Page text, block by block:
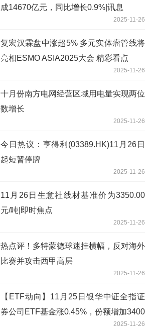
成14670亿元，同比增长0.9%|讯息
2025-11-26
复宏汉霖盘中涨超5% 多元实体瘤管线将
亮相ESMO ASIA2025大会 精彩看点
2025-11-26
十月份南方电网经营区域用电量实现两位
数增长
2025-11-26
今日热议：亨得利(03389.HK)11月26日
起短暂停牌
2025-11-26
11月26日生意社线材基准价为3350.00
元/吨|即时焦点
2025-11-26
热点评！多特蒙德球迷挂横幅，反对海外
比赛并攻击西甲高层
2025-11-26
【ETF动向】11月25日银华中证全指证
券公司ETF基金涨0.45%，份额增加3400
2025-11-26